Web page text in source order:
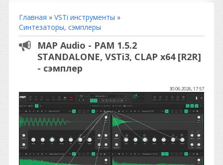
Главная » VSTi инструменты »
Синтезаторы, сэмплеры
MAP Audio - PAM 1.5.2
STANDALONE, VSTi3, CLAP x64 [R2R]
- сэмплер
30.06.2026, 17:57